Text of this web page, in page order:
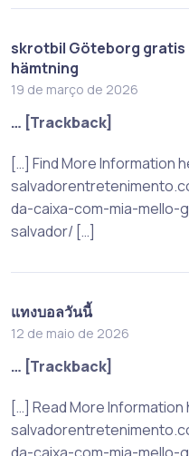
skrotbil Göteborg gratis
hämtning
19 de março de 2026
… [Trackback]
[…] Find More Information
da-caixa-com-mia-
salvador/ […]
แทงบอลวันนี้
12 de maio de 2026
… [Trackback]
[…] Read More